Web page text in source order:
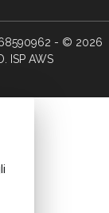
- © 2026
ISP AWS